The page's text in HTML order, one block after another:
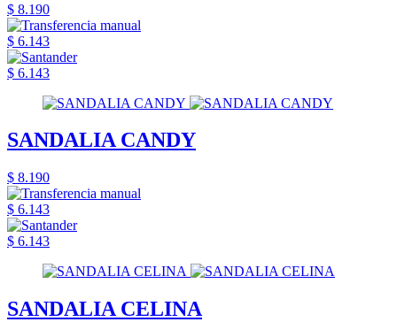
$ 8.190
$ 6.143
$ 6.143
SANDALIA CANDY
$ 8.190
$ 6.143
$ 6.143
SANDALIA CELINA